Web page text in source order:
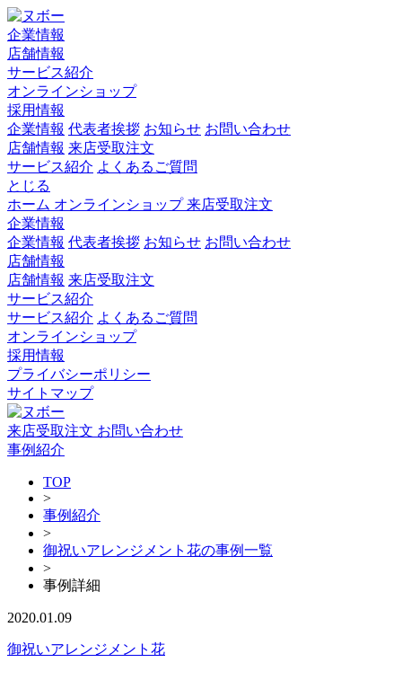
企業情報
店舗情報
サービス紹介
オンラインショップ
採用情報
企業情報 代表者挨拶 お知らせ お問い合わせ
店舗情報 来店受取注文
サービス紹介 よくあるご質問
とじる
ホーム オンラインショップ来店受取注文
企業情報
企業情報 代表者挨拶 お知らせ お問い合わせ
店舗情報
店舗情報 来店受取注文
サービス紹介
サービス紹介 よくあるご質問
オンラインショップ
採用情報
プライバシーポリシー
サイトマップ
来店受取注文 お問い合わせ
事例紹介
TOP
>
事例紹介
>
御祝いアレンジメント花の事例一覧
>
事例詳細
2020.01.09
御祝いアレンジメント花